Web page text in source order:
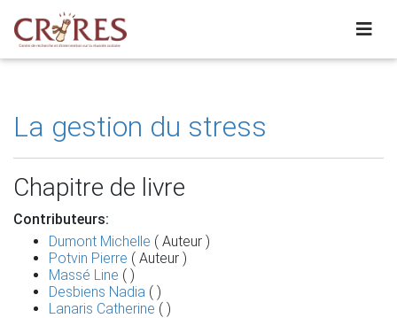
La gestion du stress
Chapitre de livre
Contributeurs:
Dumont Michelle ( Auteur )
Potvin Pierre ( Auteur )
Massé Line ( )
Desbiens Nadia ( )
Lanaris Catherine ( )